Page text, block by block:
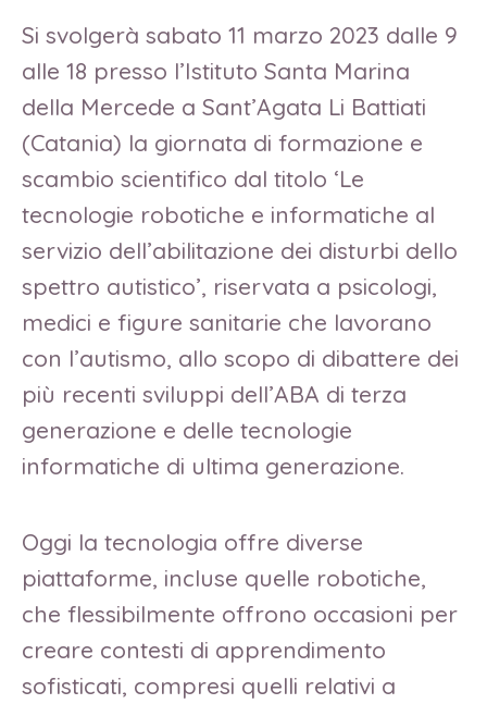
Si svolgerà sabato 11 marzo 2023 dalle 9
alle 18 presso l’Istituto Santa Marina
della Mercede a Sant’Agata Li Battiati
(Catania) la giornata di formazione e
scambio scientifico dal titolo ‘Le
tecnologie robotiche e informatiche al
servizio dell’abilitazione dei disturbi dello
spettro autistico’, riservata a psicologi,
medici e figure sanitarie che lavorano
con l’autismo, allo scopo di dibattere dei
più recenti sviluppi dell’ABA di terza
generazione e delle tecnologie
informatiche di ultima generazione.
Oggi la tecnologia offre diverse
piattaforme, incluse quelle robotiche,
che flessibilmente offrono occasioni per
creare contesti di apprendimento
sofisticati, compresi quelli relativi a